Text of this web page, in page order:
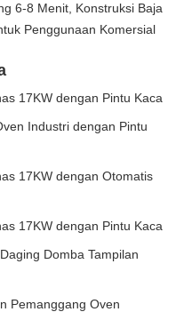
6-8 Menit, Konstruksi Baja
Penggunaan Komersial
17KW dengan Pintu Kaca
Industri dengan Pintu
17KW dengan Otomatis
17KW dengan Pintu Kaca
Domba Tampilan
Pemanggang Oven